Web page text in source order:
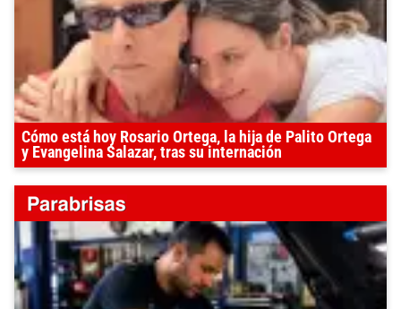
Cómo está hoy Rosario Ortega, la hija de Palito Ortega
y Evangelina Salazar, tras su internación